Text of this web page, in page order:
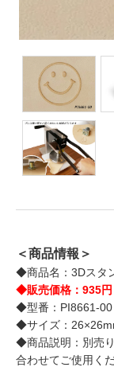
＜商品情報＞
◆商品名：3Dスタ
◆販売価格：935円
◆型番：PI8661-00
◆サイズ：
◆商品説明：別売
合わせてご使用くだ